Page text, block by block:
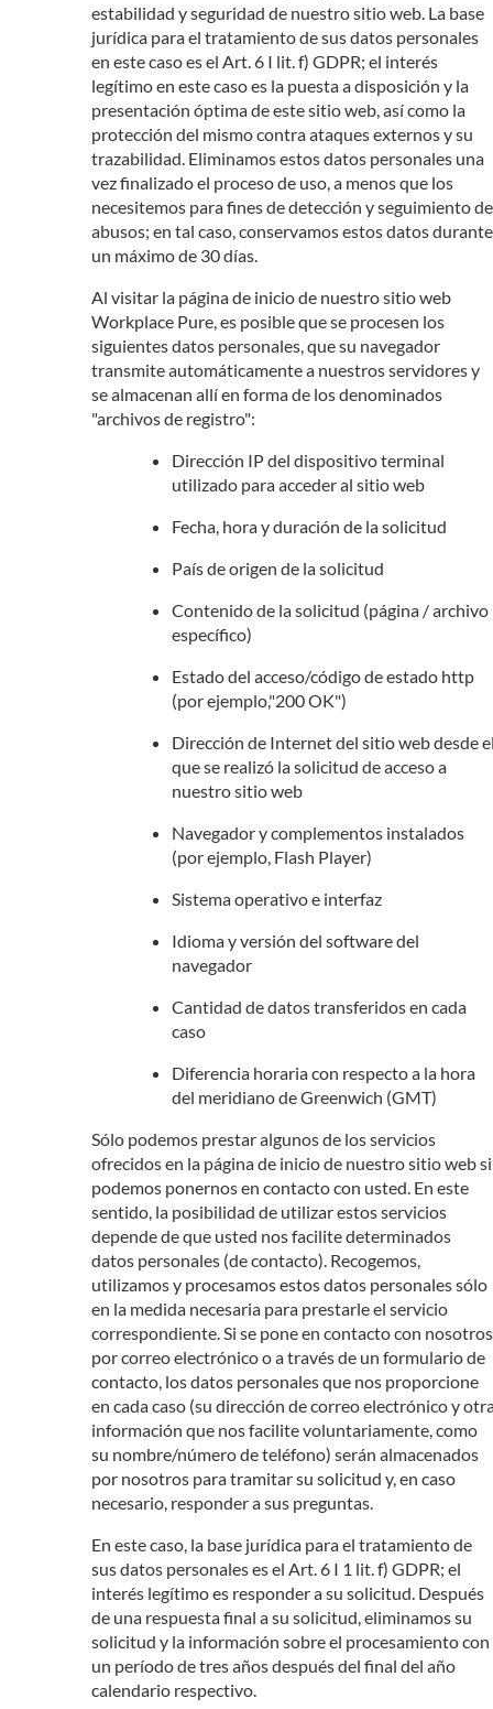
estabilidad y seguridad de nuestro sitio web. La base
jurídica para el tratamiento de sus datos personales
en este caso es el Art. 6 I lit. f) GDPR; el interés
legítimo en este caso es la puesta a disposición y la
presentación óptima de este sitio web, así como la
protección del mismo contra ataques externos y su
trazabilidad. Eliminamos estos datos personales una
vez finalizado el proceso de uso, a menos que los
necesitemos para fines de detección y seguimiento de
abusos; en tal caso, conservamos estos datos durante
un máximo de 30 días.
Al visitar la página de inicio de nuestro sitio web
Workplace Pure, es posible que se procesen los
siguientes datos personales, que su navegador
transmite automáticamente a nuestros servidores y
se almacenan allí en forma de los denominados
"archivos de registro":
Dirección IP del dispositivo terminal
utilizado para acceder al sitio web
Fecha, hora y duración de la solicitud
País de origen de la solicitud
Contenido de la solicitud (página / archivo
específico)
Estado del acceso/código de estado http
(por ejemplo,"200 OK")
Dirección de Internet del sitio web desde
que se realizó la solicitud de acceso a
nuestro sitio web
Navegador y complementos instalados
(por ejemplo, Flash Player)
Sistema operativo e interfaz
Idioma y versión del software del
navegador
Cantidad de datos transferidos en cada
caso
Diferencia horaria con respecto a la hora
del meridiano de Greenwich (GMT)
Sólo podemos prestar algunos de los servicios
ofrecidos en la página de inicio de nuestro sitio web si
podemos ponernos en contacto con usted. En este
sentido, la posibilidad de utilizar estos servicios
depende de que usted nos facilite determinados
datos personales (de contacto). Recogemos,
utilizamos y procesamos estos datos personales sólo
en la medida necesaria para prestarle el servicio
correspondiente. Si se pone en contacto con nosotros
por correo electrónico o a través de un formulario de
contacto, los datos personales que nos proporcione
en cada caso (su dirección de correo electrónico y
información que nos facilite voluntariamente, como
su nombre/número de teléfono) serán almacenados
por nosotros para tramitar su solicitud y, en caso
necesario, responder a sus preguntas.
En este caso, la base jurídica para el tratamiento de
sus datos personales es el Art. 6 I 1 lit. f) GDPR; el
interés legítimo es responder a su solicitud. Después
de una respuesta final a su solicitud, eliminamos su
solicitud y la información sobre el procesamiento con
un período de tres años después del final del año
calendario respectivo.